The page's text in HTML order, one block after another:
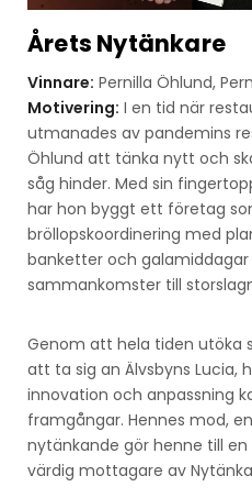
Årets Nytänkare
Vinnare: Pernilla Öhlund,
Motivering: I en tid när
utmanades av pandemins
Öhlund att tänka nytt och
såg hinder. Med sin
har hon byggt ett företag
bröllopskoordinering med
banketter och
sammankomster till
Genom att hela tiden utöka
att ta sig an Älvsbyns Lucia,
innovation och anpassning
framgångar. Hennes mod,
nytänkande gör henne till
värdig mottagare av